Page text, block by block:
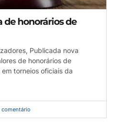
de honorários de
Publicada nova
de honorários de
torneios oficiais da
comentário